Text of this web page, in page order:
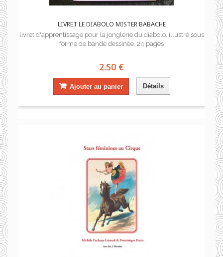
LIVRET LE DIABOLO MISTER BABACHE
livret d'apprentissage pour la jonglerie du diabolo, illustré sous
forme de bande dessinée. 24 pages
2.50 €
Ajouter au panier Détails